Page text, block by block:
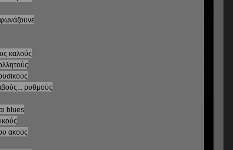
φωνάζουνε
καλούς
ρυθμούς
blues
ακούς